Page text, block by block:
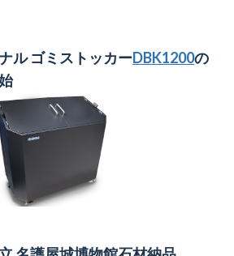
ル ゴミストッカーDBK1200の